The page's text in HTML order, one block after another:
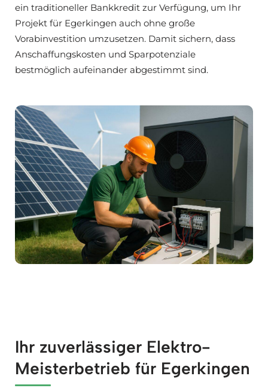
ein traditioneller Bankkredit zur Verfügung, um Ihr
Projekt für Egerkingen auch ohne große
Vorabinvestition umzusetzen. Damit sichern, dass
Anschaffungskosten und Sparpotenziale
bestmöglich aufeinander abgestimmt sind.
Ihr zuverlässiger Elektro-
Meisterbetrieb für Egerkingen